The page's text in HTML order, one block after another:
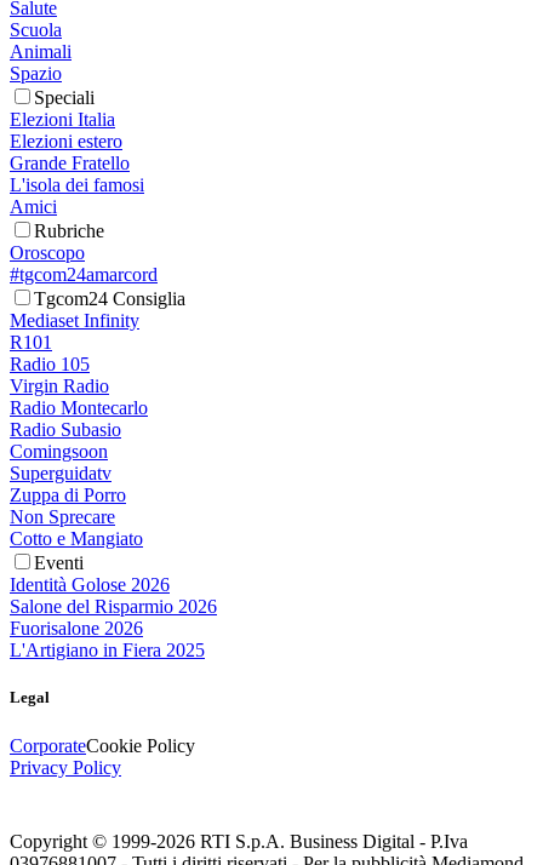
Salute
Scuola
Animali
Spazio
Speciali
Elezioni Italia
Elezioni estero
Grande Fratello
L'isola dei famosi
Amici
Rubriche
Oroscopo
#tgcom24amarcord
Tgcom24 Consiglia
Mediaset Infinity
R101
Radio 105
Virgin Radio
Radio Montecarlo
Radio Subasio
Comingsoon
Superguidatv
Zuppa di Porro
Non Sprecare
Cotto e Mangiato
Eventi
Identità Golose 2026
Salone del Risparmio 2026
Fuorisalone 2026
L'Artigiano in Fiera 2025
Legal
CorporateCookie Policy
Privacy Policy
Copyright © 1999-2026 RTI S.p.A. Business Digital - P.Iva